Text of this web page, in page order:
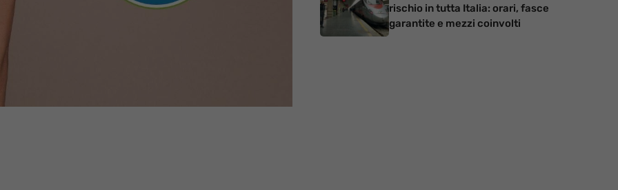
rischio in tutta Italia: orari, fasce
garantite e mezzi coinvolti